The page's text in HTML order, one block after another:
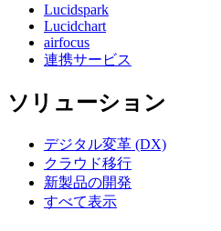
Lucidspark
Lucidchart
airfocus
連携サービス
ソリューション
デジタル変革 (DX)
クラウド移行
新製品の開発
すべて表示